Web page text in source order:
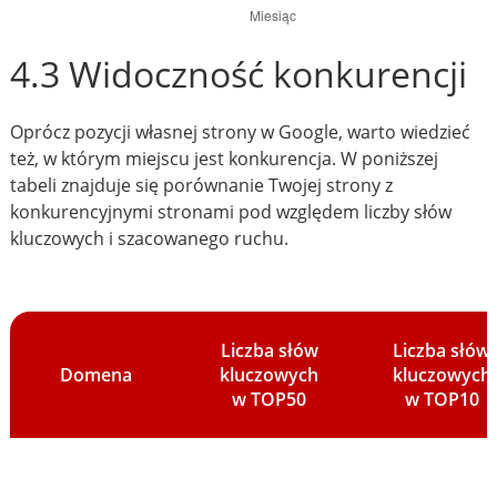
4.3 Widoczność konkurencji
Oprócz pozycji własnej strony w Google, warto wiedzieć
też, w którym miejscu jest konkurencja. W poniższej
tabeli znajduje się porównanie Twojej strony z
konkurencyjnymi stronami pod względem liczby słów
kluczowych i szacowanego ruchu.
Domena
Liczba słów
kluczowych
w TOP50
Liczba słów
kluczowych
w TOP10